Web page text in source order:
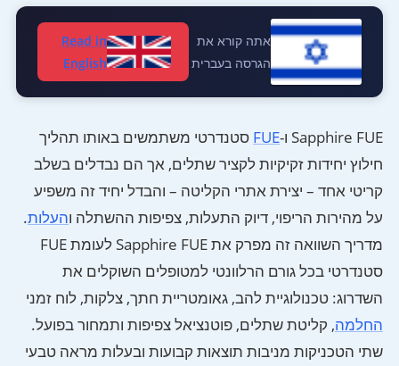
אתה קורא את
הגרסה בעברית
Read in
English
Sapphire FUE ו- FUE סטנדרטי משתמשים באותו תהליך
חילוץ יחידות זקיקיות לקציר שתלים, אך הם נבדלים בשלב
קריטי אחד – יצירת אתרי הקליטה – והבדל יחיד זה משפיע
על מהירות הריפוי, דיוק התעלות, צפיפות ההשתלה והעלות.
מדריך השוואה זה מפרק את Sapphire FUE לעומת FUE
סטנדרטי בכל גורם הרלוונטי למטופלים השוקלים את
השדרוג: טכנולוגיית להב, גאומטריית חתך, צלקות, לוח זמני
החלמה, קליטת שתלים, פוטנציאל צפיפות ותמחור בפועל.
שתי הטכניקות מניבות תוצאות קבועות ובעלות מראה טבעי